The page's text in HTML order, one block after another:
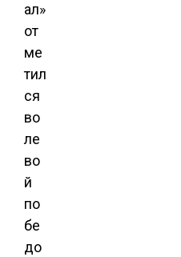
ал»
от
ме
тил
ся
во
ле
во
й
по
бе
до